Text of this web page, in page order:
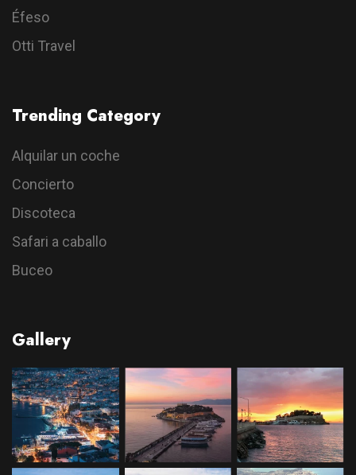
Éfeso
Otti Travel
Trending Category
Alquilar un coche
Concierto
Discoteca
Safari a caballo
Buceo
Gallery